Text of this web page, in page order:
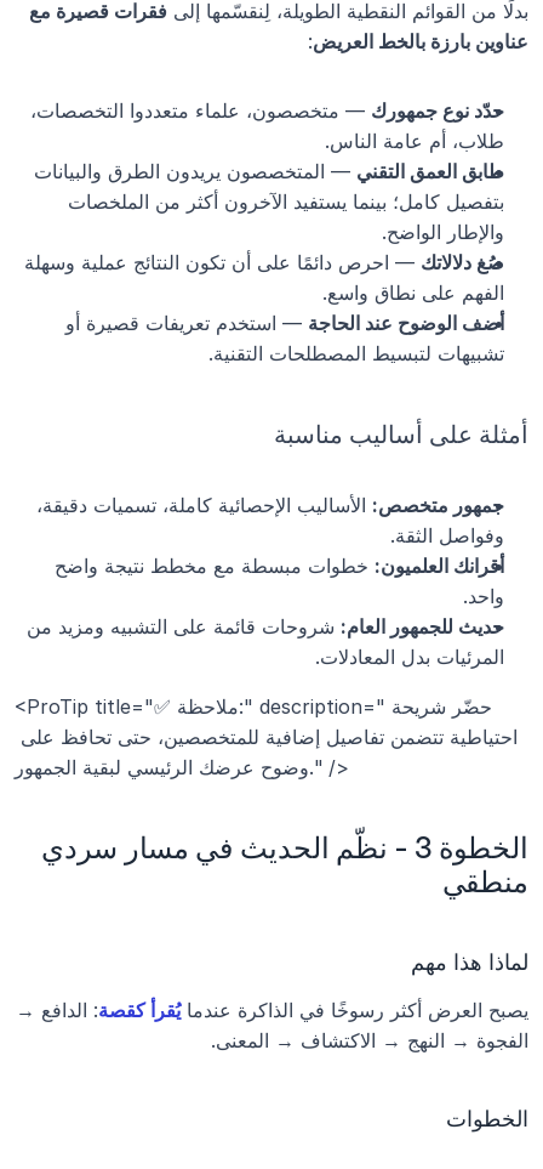
بدلًا من القوائم النقطية الطويلة، لِنقسّمها إلى
عناوين بارزة بالخط العريض:
حدّد نوع جمهورك
طلاب، أم عامة الناس.
طابق العمق التقني
والإطار الواضح.
صُغ دلالاتك
الفهم على نطاق واسع.
أضف الوضوح عند الحاجة
تشبيهات لتبسيط المصطلحات التقنية.
أمثلة على أساليب مناسبة
جمهور متخصص:
وفواصل الثقة.
أقرانك العلميون:
واحد.
حديث للجمهور العام:
المرئيات بدل المعادلات.
<ProTip title="✅ ملاحظة:" description="حضّر شريحة
وضوح عرضك الرئيسي لبقية الجمهور." />
منطقي
لماذا هذا مهم
يصبح العرض أكثر رسوخًا في الذاكرة عندما يُقرأ كقصة
الفجوة → النهج → الاكتشاف → المعنى.
الخطوات